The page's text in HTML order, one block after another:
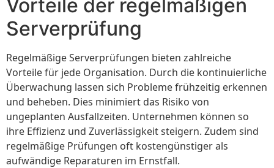
Vorteile der regelmäßigen
Serverprüfung
Regelmäßige Serverprüfungen bieten zahlreiche
Vorteile für jede Organisation. Durch die kontinuierliche
Überwachung lassen sich Probleme frühzeitig erkennen
und beheben. Dies minimiert das Risiko von
ungeplanten Ausfallzeiten. Unternehmen können so
ihre Effizienz und Zuverlässigkeit steigern. Zudem sind
regelmäßige Prüfungen oft kostengünstiger als
aufwändige Reparaturen im Ernstfall.